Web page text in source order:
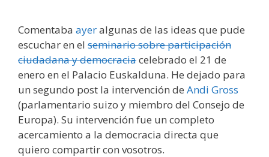
Comentaba ayeralgunas de las ideas que pude
escuchar en el seminario sobre participación
ciudadana y democraciacelebrado el 21 de
enero en el Palacio Euskalduna. He dejado para
un segundo post la intervención de Andi Gross
(parlamentario suizo y miembro del Consejo de
Europa). Su intervención fue un completo
acercamiento a la democracia directa que
quiero compartir con vosotros.